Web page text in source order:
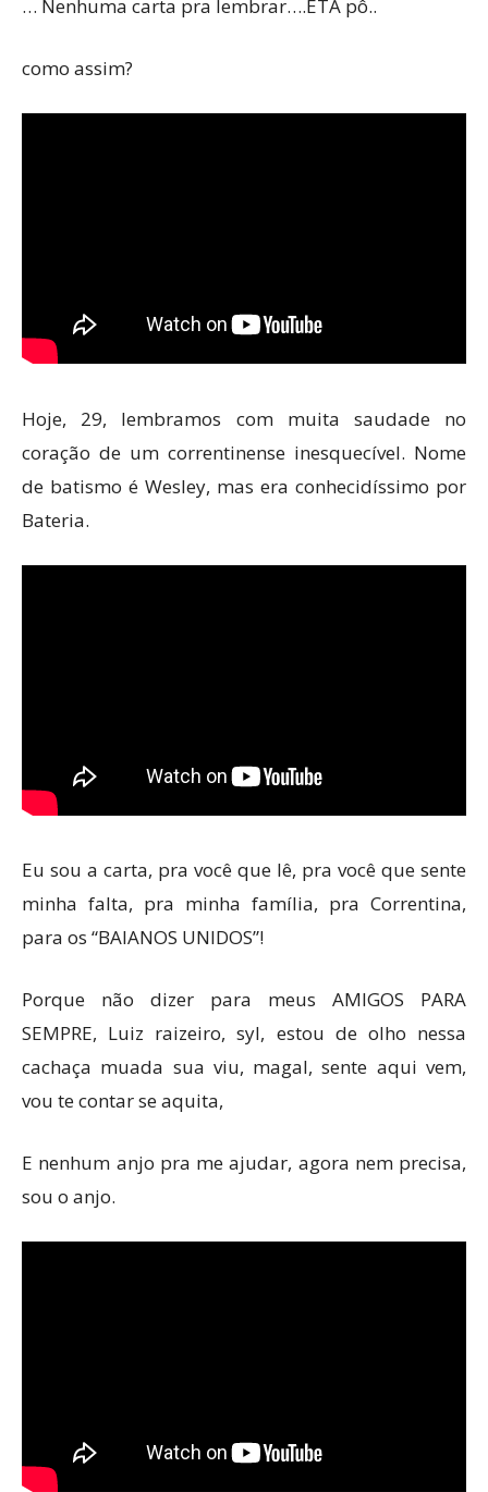
… Nenhuma carta pra lembrar….ETA pô..
como assim?
Hoje, 29, lembramos com muita saudade no
coração de um correntinense inesquecível. Nome
de batismo é Wesley, mas era conhecidíssimo por
Bateria.
Eu sou a carta, pra você que lê, pra você que sente
minha falta, pra minha família, pra Correntina,
para os “BAIANOS UNIDOS”!
Porque não dizer para meus AMIGOS PARA
SEMPRE, Luiz raizeiro, syl, estou de olho nessa
cachaça muada sua viu, magal, sente aqui vem,
vou te contar se aquita,
E nenhum anjo pra me ajudar, agora nem precisa,
sou o anjo.